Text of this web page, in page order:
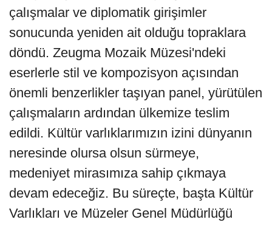
çalışmalar ve diplomatik girişimler
sonucunda yeniden ait olduğu topraklara
döndü. Zeugma Mozaik Müzesi'ndeki
eserlerle stil ve kompozisyon açısından
önemli benzerlikler taşıyan panel, yürütülen
çalışmaların ardından ülkemize teslim
edildi. Kültür varlıklarımızın izini dünyanın
neresinde olursa olsun sürmeye,
medeniyet mirasımıza sahip çıkmaya
devam edeceğiz. Bu süreçte, başta Kültür
Varlıkları ve Müzeler Genel Müdürlüğü